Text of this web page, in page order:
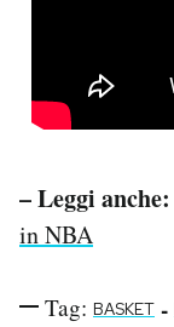
– Leggi anche:
in NBA
Tag: BASKET -